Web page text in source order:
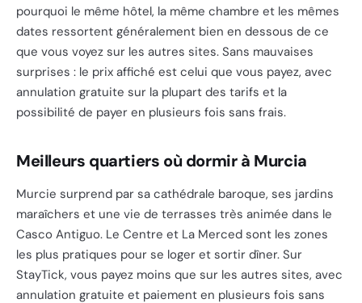
pourquoi le même hôtel, la même chambre et les mêmes
dates ressortent généralement bien en dessous de ce
que vous voyez sur les autres sites. Sans mauvaises
surprises : le prix affiché est celui que vous payez, avec
annulation gratuite sur la plupart des tarifs et la
possibilité de payer en plusieurs fois sans frais.
Meilleurs quartiers où dormir à Murcia
Murcie surprend par sa cathédrale baroque, ses jardins
maraîchers et une vie de terrasses très animée dans le
Casco Antiguo. Le Centre et La Merced sont les zones
les plus pratiques pour se loger et sortir dîner. Sur
StayTick, vous payez moins que sur les autres sites, avec
annulation gratuite et paiement en plusieurs fois sans